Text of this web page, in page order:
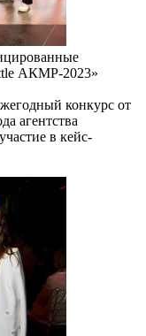
АКМР-2023»
конкурс от
агентства
в кейс-